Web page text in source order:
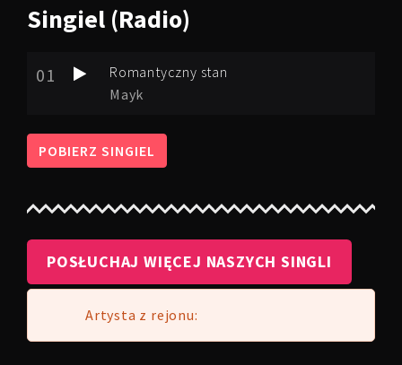
Singiel (Radio)
01
Romantyczny stan
Mayk
POBIERZ SINGIEL
POSŁUCHAJ WIĘCEJ NASZYCH SINGLI
Artysta z rejonu: